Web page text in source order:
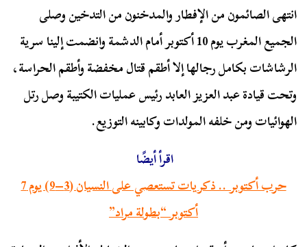
انتهى الصائمون من الإفطار والمدخنون من التدخين وصلى
الجميع المغرب يوم 10 أكتوبر أمام الدشمة وانضمت إلينا سرية
الرشاشات بكامل رجالها إلا أطقم قتال مخفضة وأطقم الحراسة،
وتحت قيادة عبد العزيز العابد رئيس عمليات الكتيبة وصل رتل
الهوائيات ومن خلفه المولدات وكابينه التوزيع.
اقرأ أيضًا
حرب أكتوبر .. ذكريات تستعصي على النسيان (3–9) يوم 7
أكتوبر “بطولة مراد”